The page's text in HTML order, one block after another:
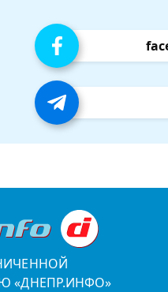
«ДНЕПР.ИНФО»